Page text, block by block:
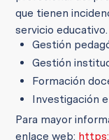
que tienen
servicio educativo.
Gestión
Gestión
Formación
Investigación
Para mayor
enlace web: